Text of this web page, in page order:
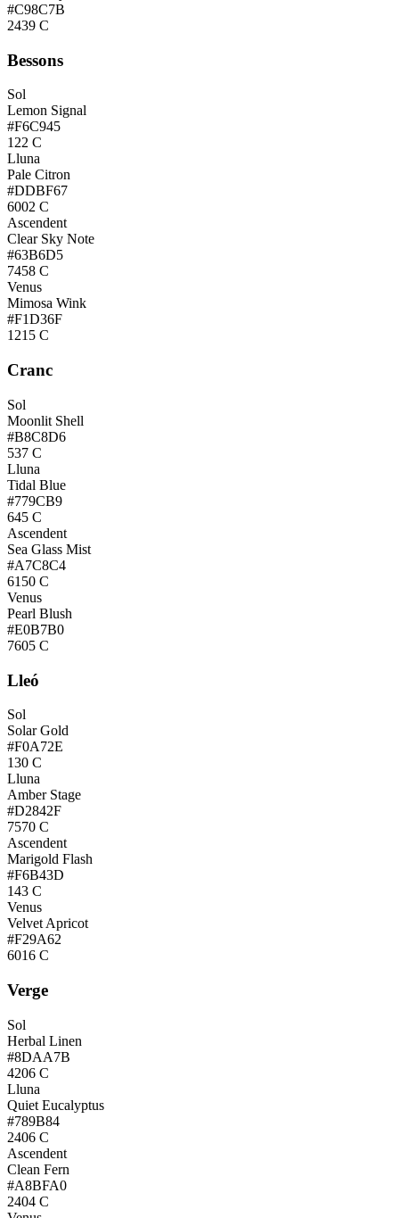
#C98C7B
2439 C
Bessons
Sol
Lemon Signal
#F6C945
122 C
Lluna
Pale Citron
#DDBF67
6002 C
Ascendent
Clear Sky Note
#63B6D5
7458 C
Venus
Mimosa Wink
#F1D36F
1215 C
Cranc
Sol
Moonlit Shell
#B8C8D6
537 C
Lluna
Tidal Blue
#779CB9
645 C
Ascendent
Sea Glass Mist
#A7C8C4
6150 C
Venus
Pearl Blush
#E0B7B0
7605 C
Lleó
Sol
Solar Gold
#F0A72E
130 C
Lluna
Amber Stage
#D2842F
7570 C
Ascendent
Marigold Flash
#F6B43D
143 C
Venus
Velvet Apricot
#F29A62
6016 C
Verge
Sol
Herbal Linen
#8DAA7B
4206 C
Lluna
Quiet Eucalyptus
#789B84
2406 C
Ascendent
Clean Fern
#A8BFA0
2404 C